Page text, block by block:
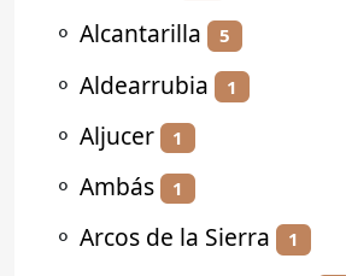
⚬ Alcantarilla 5
⚬ Aldearrubia 1
⚬ Aljucer 1
⚬ Ambás 1
⚬ Arcos de la Sierra 1